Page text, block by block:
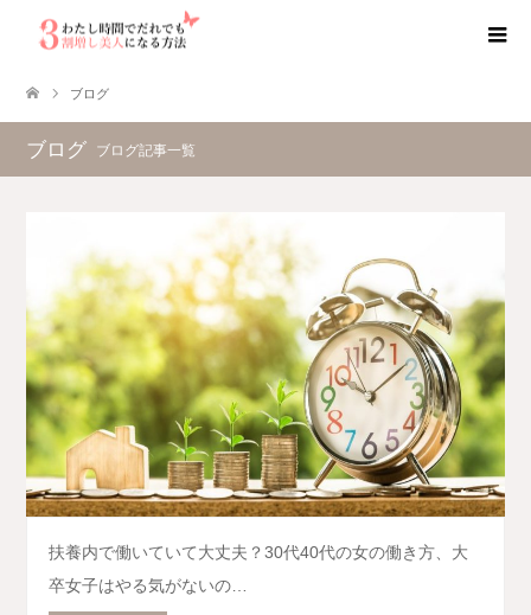
ブログ
ブログ ブログ記事一覧
扶養内で働いていて大丈夫？30代40代の女の働き方、大
卒女子はやる気がないの…